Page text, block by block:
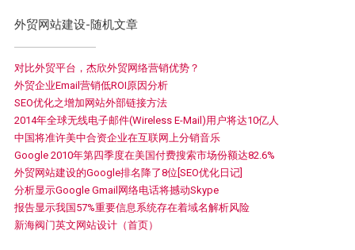
外贸网站建设-随机文章
对比外贸平台，杰欣外贸网络营销优势？
外贸企业Email营销低ROI原因分析
SEO优化之增加网站外部链接方法
2014年全球无线电子邮件(Wireless E-Mail)用户将达10亿人
中国将准许美中合资企业在互联网上分销音乐
Google 2010年第四季度在美国付费搜索市场份额达82.6%
外贸网站建设的Google排名降了8位[SEO优化日记]
分析显示Google Gmail网络电话将撼动Skype
报告显示我国57%重要信息系统存在着域名解析风险
新海阀门英文网站设计（首页）